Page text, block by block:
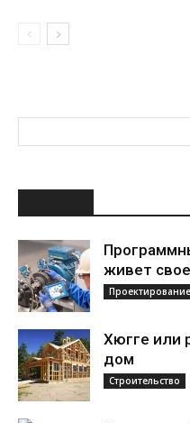
живет
Проектирование
Хюгге или
дом
Строительство